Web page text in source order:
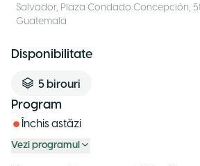
Salvador, Plaza Condado Concepción,
Guatemala
Disponibilitate
5 birouri
Program
Închis astăzi
Vezi programul